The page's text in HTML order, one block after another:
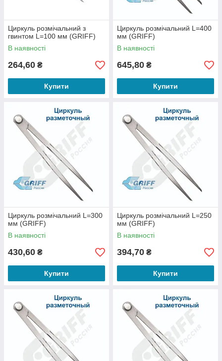
Циркуль розмічальний з
гвинтом L=100 мм (GRIFF)
В наявності
264,60 ₴
Купити
Циркуль розмічальний L=400
мм (GRIFF)
В наявності
645,80 ₴
Купити
Циркуль розмічальний L=300
мм (GRIFF)
В наявності
430,60 ₴
Купити
Циркуль розмічальний L=250
мм (GRIFF)
В наявності
394,70 ₴
Купити